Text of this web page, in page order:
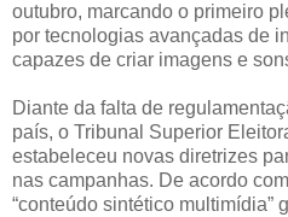
outubro, marcando o primeiro
por tecnologias avançadas de
capazes de criar imagens e
Diante da falta de
país, o Tribunal Superior
estabeleceu novas diretrizes
nas campanhas. De acordo
“conteúdo sintético multimídia”